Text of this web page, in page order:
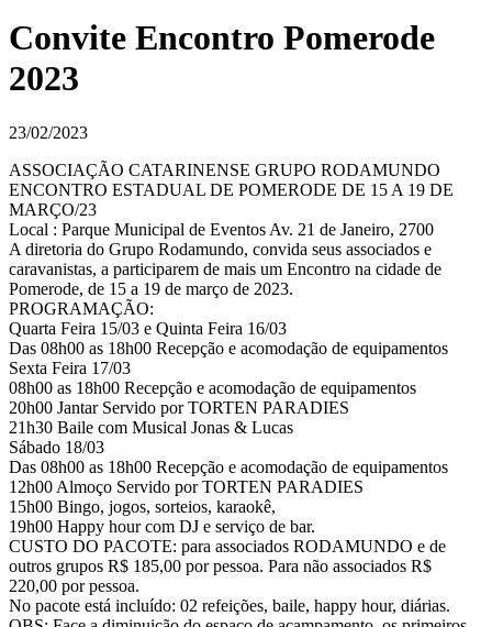
Convite Encontro Pomerode
2023
23/02/2023
ASSOCIAÇÃO CATARINENSE GRUPO RODAMUNDO
ENCONTRO ESTADUAL DE POMERODE DE 15 A 19 DE
MARÇO/23
Local : Parque Municipal de Eventos Av. 21 de Janeiro, 2700
A diretoria do Grupo Rodamundo, convida seus associados e
caravanistas, a participarem de mais um Encontro na cidade de
Pomerode, de 15 a 19 de março de 2023.
PROGRAMAÇÃO:
Quarta Feira 15/03 e Quinta Feira 16/03
Das 08h00 as 18h00 Recepção e acomodação de equipamentos
Sexta Feira 17/03
08h00 as 18h00 Recepção e acomodação de equipamentos
20h00 Jantar Servido por TORTEN PARADIES
21h30 Baile com Musical Jonas & Lucas
Sábado 18/03
Das 08h00 as 18h00 Recepção e acomodação de equipamentos
12h00 Almoço Servido por TORTEN PARADIES
15h00 Bingo, jogos, sorteios, karaokê,
19h00 Happy hour com DJ e serviço de bar.
CUSTO DO PACOTE: para associados RODAMUNDO e de
outros grupos R$ 185,00 por pessoa. Para não associados R$
220,00 por pessoa.
No pacote está incluído: 02 refeições, baile, happy hour, diárias.